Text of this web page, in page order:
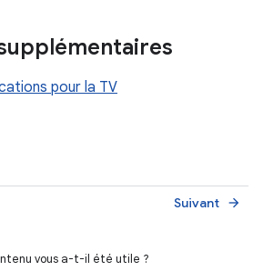
pour la TV
Suivant arrow_forward
vous a-t-il été utile ?